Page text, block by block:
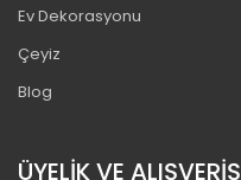
Ev Dekorasyonu
Çeyiz
Blog
ÜYELİK VE ALIŞVERİŞ